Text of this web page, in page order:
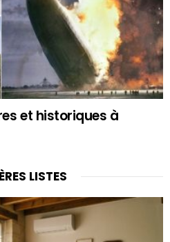
et historiques à
LISTES